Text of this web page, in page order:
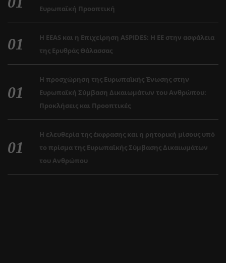
Ευρωπαϊκή Προοπτική
Η EEAS και η Επιχείρηση ASPIDES: Η ΕΕ στην ασφάλεια
της Ερυθράς Θάλασσας
Η προσχώρηση της Ευρωπαϊκής Ένωσης στην
Ευρωπαϊκή Σύμβαση Δικαιωμάτων του Ανθρώπου:
Προκλήσεις και Προοπτικές
Η ελευθερία της έκφρασης και η ρητορική μίσους υπό
το πρίσμα της Ευρωπαϊκής Σύμβασης Δικαιωμάτων
του Ανθρώπου